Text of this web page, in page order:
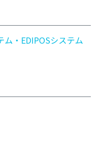
ム・EDIPOSシステム